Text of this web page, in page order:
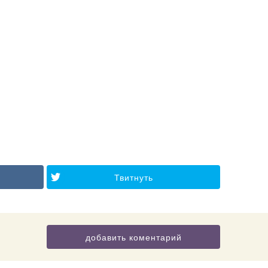
Твитнуть
добавить коментарий